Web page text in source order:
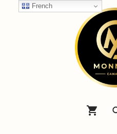
French